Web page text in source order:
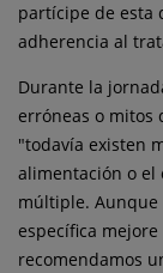
partícipe de esta
adherencia al
Durante la
erróneas o mitos
"todavía existen
alimentación o el
múltiple. Aunque
específica
recomendamos